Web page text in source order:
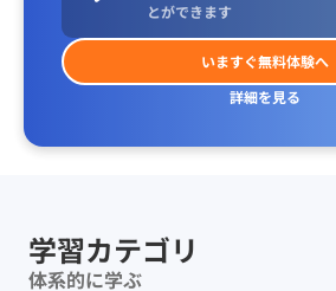
とができます
いますぐ無料体験へ
詳細を見る
学習カテゴリ
体系的に学ぶ